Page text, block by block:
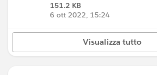
151.2 KB
6 ott 2022, 15:24
Visualizza tutto